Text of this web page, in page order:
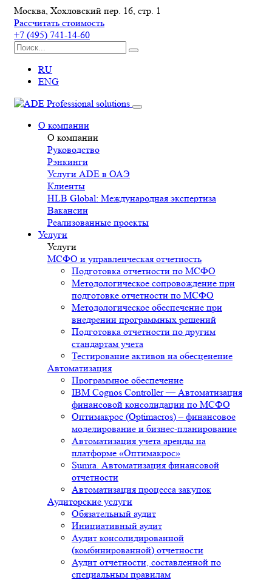
Москва, Хохловский пер. 16, стр. 1
Рассчитать стоимость
+7 (495) 741-14-60
RU
ENG
О компании
О компании
Руководство
Рэнкинги
Услуги ADE в ОАЭ
Клиенты
HLB Global: Международная экспертиза
Вакансии
Реализованные проекты
Услуги
Услуги
МСФО и управленческая отчетность
Подготовка отчетности по МСФО
Методологическое сопровождение при
подготовке отчетности по МСФО
Методологическое обеспечение при
внедрении программных решений
Подготовка отчетности по другим
стандартам учета
Тестирование активов на обесценение
Автоматизация
Программное обеспечение
IBM Cognos Controller — Автоматизация
финансовой консолидации по МСФО
Оптимакрос (Optimacros) – финансовое
моделирование и бизнес-планирование
Автоматизация учета аренды на
платформе «Оптимакрос»
Sumra. Автоматизация финансовой
отчетности
Автоматизация процесса закупок
Аудиторские услуги
Обязательный аудит
Инициативный аудит
Аудит консолидированной
(комбинированной) отчетности
Аудит отчетности, составленной по
специальным правилам